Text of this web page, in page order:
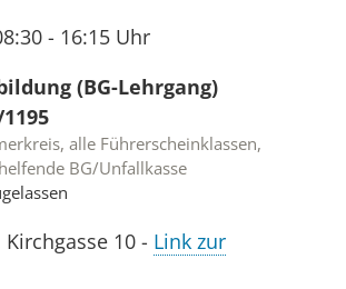
- 16:15 Uhr
(BG-Lehrgang)
alle Führerscheinklassen,
BG/Unfallkasse
Kirchgasse 10 - Link zur